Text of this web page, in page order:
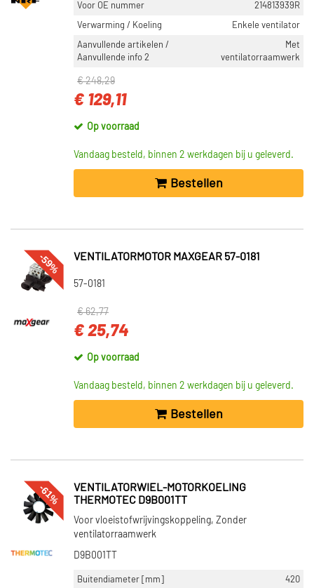
Voor OE nummer
214813939R
Verwarming / Koeling
Enkele ventilator
Aanvullende artikelen /
Aanvullende info 2
Met
ventilatorraamwerk
€ 248,29
€ 129,11
Op voorraad
Vandaag besteld, binnen 2 werkdagen bij u geleverd.
Bestellen
-59% VENTILATORMOTOR MAXGEAR 57-0181
57-0181
€ 62,77
€ 25,74
Op voorraad
Vandaag besteld, binnen 2 werkdagen bij u geleverd.
Bestellen
-61%
VENTILATORWIEL-MOTORKOELING
THERMOTEC D9B001TT
Voor vloeistofwrijvingskoppeling, Zonder
ventilatorraamwerk
D9B001TT
Buitendiameter [mm] 420